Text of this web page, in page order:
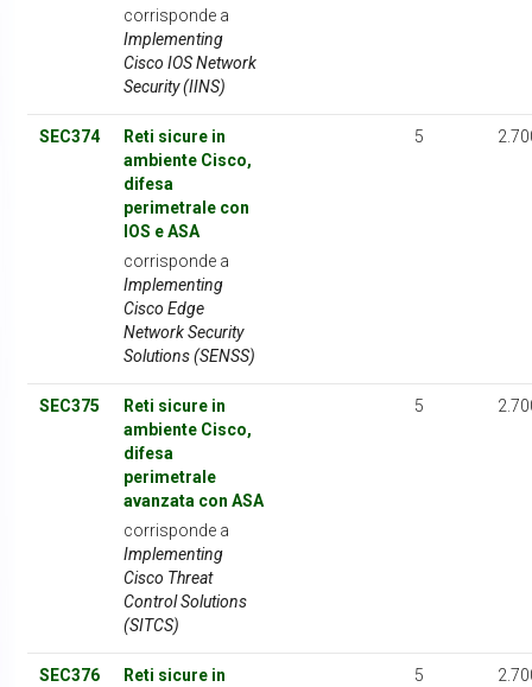
corrisponde a
Implementing
Cisco IOS Network
Security (IINS)
SEC374
Reti sicure in
ambiente Cisco,
difesa
perimetrale con
IOS e ASA
corrisponde a
Implementing
Cisco Edge
Network Security
Solutions (SENSS)
5
SEC375
Reti sicure in
ambiente Cisco,
difesa
perimetrale
avanzata con ASA
corrisponde a
Implementing
Cisco Threat
Control Solutions
(SITCS)
5
SEC376
Reti sicure in
5